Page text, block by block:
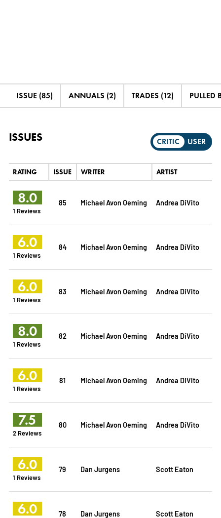
ISSUE (85) ANNUALS (2) TRADES (12) PULLED
ISSUES CRITIC USER
RATING ISSUE WRITER ARTIST
8.0
1 Reviews
85 Michael Avon Oeming Andrea DiVito
6.0
1 Reviews
84 Michael Avon Oeming Andrea DiVito
6.0
1 Reviews
83 Michael Avon Oeming Andrea DiVito
8.0
1 Reviews
82 Michael Avon Oeming Andrea DiVito
6.0
1 Reviews
81 Michael Avon Oeming Andrea DiVito
7.5
2 Reviews
80 Michael Avon Oeming Andrea DiVito
6.0
1 Reviews
79 Dan Jurgens Scott Eaton
6.0 78 Dan Jurgens Scott Eaton